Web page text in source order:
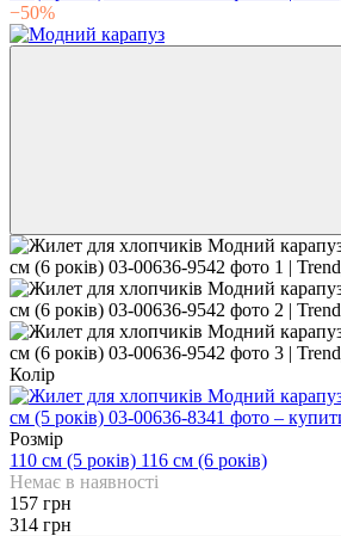
−50%
Колір
Розмір
110 см (5 років) 116 см (6 років)
Немає в наявності
157 грн
314 грн